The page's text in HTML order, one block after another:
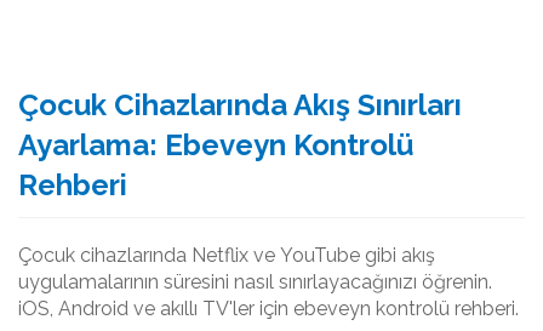
Çocuk Cihazlarında Akış Sınırları
Ayarlama: Ebeveyn Kontrolü
Rehberi
Çocuk cihazlarında Netflix ve YouTube gibi akış
uygulamalarının süresini nasıl sınırlayacağınızı öğrenin.
iOS, Android ve akıllı TV'ler için ebeveyn kontrolü rehberi.